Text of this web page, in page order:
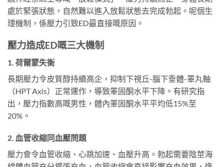
處於緊張狀態，自然難以進入放鬆狀態去完成勃起。呢個生
理機制，係壓力引致ED最直接嘅原因。
壓力造成ED嘅三大機制
1. 荷爾蒙失衡
長期壓力令皮質醇持續高企，抑制下視丘-腦下垂體-睪丸軸
（HPT Axis）正常運作，導致睪固酮水平下降。有研究指
出，壓力指數高嘅男性，體內睪固酮水平平均低15%至
20%。
2. 血管收縮同血壓問題
壓力會令血管收縮、心跳加速、血壓升高。勃起需要陰莖海